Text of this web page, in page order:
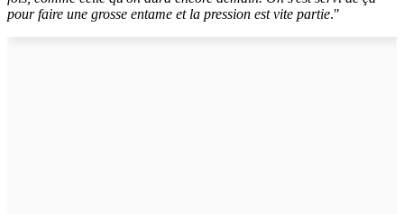
pour faire une grosse entame et la pression est vite partie."